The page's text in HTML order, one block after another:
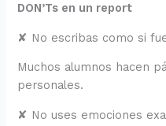
DON’Ts en un report
✘ No escribas como si
Muchos alumnos hacen
personales.
✘ No uses emociones